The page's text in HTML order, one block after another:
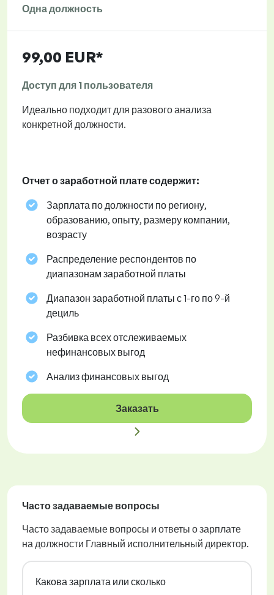
Одна должность
99,00 EUR*
Доступ для 1 пользователя
Идеально подходит для разового анализа
конкретной должности.
Отчет о заработной плате содержит:
Зарплата по должности по региону,
образованию, опыту, размеру компании,
возрасту
Распределение респондентов по
диапазонам заработной платы
Диапазон заработной платы с 1-го по 9-й
дециль
Разбивка всех отслеживаемых
нефинансовых выгод
Анализ финансовых выгод
Заказать
Часто задаваемые вопросы
Часто задаваемые вопросы и ответы о зарплате
на должности Главный исполнительный директор.
Какова зарплата или сколько